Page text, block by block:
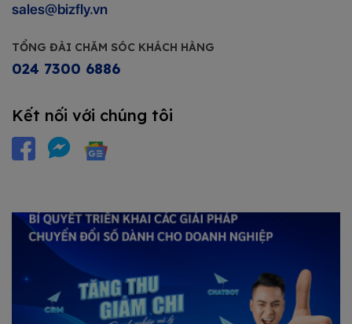
sales@bizfly.vn
TỔNG ĐÀI CHĂM SÓC KHÁCH HÀNG
024 7300 6886
Kết nối với chúng tôi